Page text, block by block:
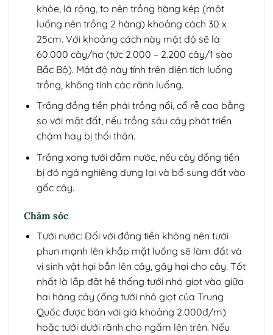
khỏe, lá rộng, to nên trồng hàng kép (một
luống nên trồng 2 hàng) khoảng cách 30 x
25cm. Với khoảng cách này mật độ sẽ là
60.000 cây/ha (tức 2.000 – 2.200 cây/1 sào
Bắc Bộ). Mật độ này tính trên diện tích luống
trồng, không tính các rãnh luống.
Trồng đồng tiền phải trồng nổi, cổ rễ cao bằng
so với mặt đất, nếu trồng sâu cây phát triển
chậm hay bị thối thân.
Trồng xong tưới đẫm nước, nếu cây đồng tiền
bị đỏ ngả nghiêng dựng lại và bổ sung đất vào
gốc cây.
Chăm sóc
Tưới nước: Đối với đồng tiền không nên tưới
phun mạnh lên khắp mặt luống sẽ làm đất và
vi sinh vật hại bắn lên cây, gây hại cho cây. Tốt
nhất là lắp đặt hệ thống tưới nhỏ giọt vào giữa
hai hàng cây (ống tưới nhỏ giọt của Trung
Quốc được bán với giá khoảng 2.000đ/m)
hoặc tưới dưới rãnh cho ngấm lên trên. Nếu